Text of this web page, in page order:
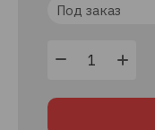
Под заказ